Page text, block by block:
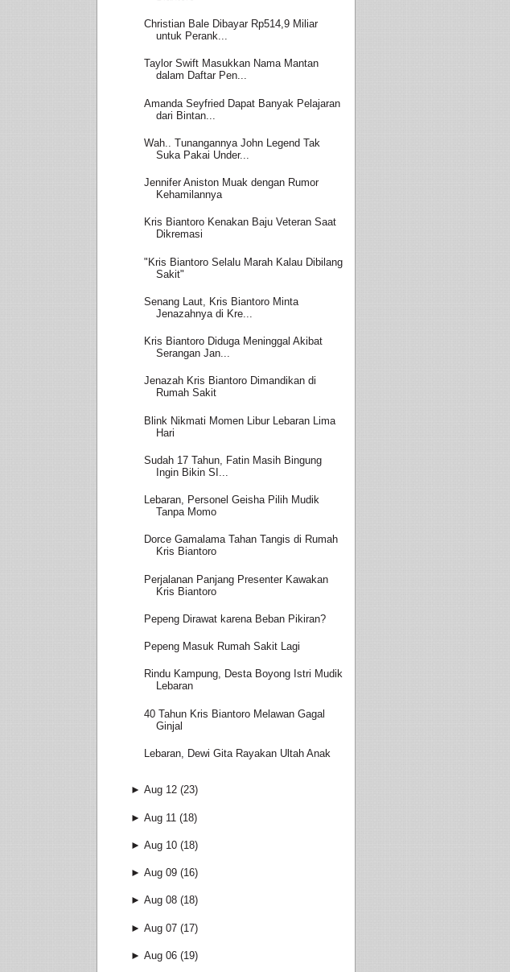
Christian Bale Dibayar Rp514,9 Miliar
untuk Perank...
Taylor Swift Masukkan Nama Mantan
dalam Daftar Pen...
Amanda Seyfried Dapat Banyak Pelajaran
dari Bintan...
Wah.. Tunangannya John Legend Tak
Suka Pakai Under...
Jennifer Aniston Muak dengan Rumor
Kehamilannya
Kris Biantoro Kenakan Baju Veteran Saat
Dikremasi
"Kris Biantoro Selalu Marah Kalau Dibilang
Sakit"
Senang Laut, Kris Biantoro Minta
Jenazahnya di Kre...
Kris Biantoro Diduga Meninggal Akibat
Serangan Jan...
Jenazah Kris Biantoro Dimandikan di
Rumah Sakit
Blink Nikmati Momen Libur Lebaran Lima
Hari
Sudah 17 Tahun, Fatin Masih Bingung
Ingin Bikin SI...
Lebaran, Personel Geisha Pilih Mudik
Tanpa Momo
Dorce Gamalama Tahan Tangis di Rumah
Kris Biantoro
Perjalanan Panjang Presenter Kawakan
Kris Biantoro
Pepeng Dirawat karena Beban Pikiran?
Pepeng Masuk Rumah Sakit Lagi
Rindu Kampung, Desta Boyong Istri Mudik
Lebaran
40 Tahun Kris Biantoro Melawan Gagal
Ginjal
Lebaran, Dewi Gita Rayakan Ultah Anak
►Aug 12 (23)
►Aug 11 (18)
►Aug 10 (18)
►Aug 09 (16)
►Aug 08 (18)
►Aug 07 (17)
►Aug 06 (19)